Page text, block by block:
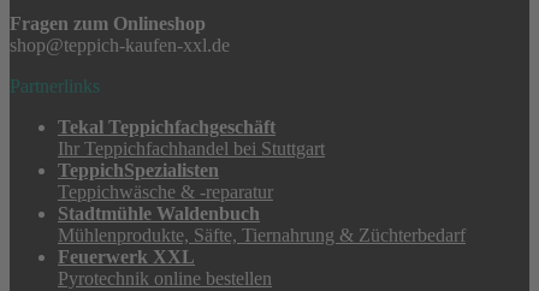
Fragen zum Onlineshop
shop@teppich-kaufen-xxl.de
Partnerlinks
Tekal Teppichfachgeschäft
Ihr Teppichfachhandel bei Stuttgart
TeppichSpezialisten
Teppichwäsche & -reparatur
Stadtmühle Waldenbuch
Mühlenprodukte, Säfte, Tiernahrung & Züchterbedarf
Feuerwerk XXL
Pyrotechnik online bestellen